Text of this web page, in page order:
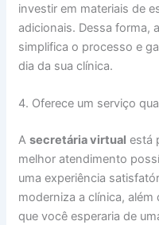
investir em materiais de
adicionais. Dessa forma,
simplifica o processo e
dia da sua clínica.
4. Oferece um serviço
A secretária virtual está
melhor atendimento
uma experiência
moderniza a clínica,
que você esperaria de